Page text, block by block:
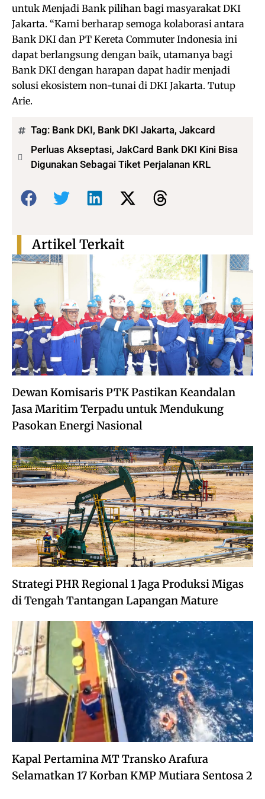
untuk Menjadi Bank pilihan bagi masyarakat DKI
Jakarta. “Kami berharap semoga kolaborasi antara
Bank DKI dan PT Kereta Commuter Indonesia ini
dapat berlangsung dengan baik, utamanya bagi
Bank DKI dengan harapan dapat hadir menjadi
solusi ekosistem non-tunai di DKI Jakarta. Tutup
Arie.
Tag: Bank DKI, Bank DKI Jakarta, Jakcard
Perluas Akseptasi, JakCard Bank DKI Kini Bisa
Digunakan Sebagai Tiket Perjalanan KRL
Bagikan:
Dewan Komisaris PTK Pastikan Keandalan
Jasa Maritim Terpadu untuk Mendukung
Pasokan Energi Nasional
Strategi PHR Regional 1 Jaga Produksi Migas
di Tengah Tantangan Lapangan Mature
Kapal Pertamina MT Transko Arafura
Selamatkan 17 Korban KMP Mutiara Sentosa 2
Artikel Terkait